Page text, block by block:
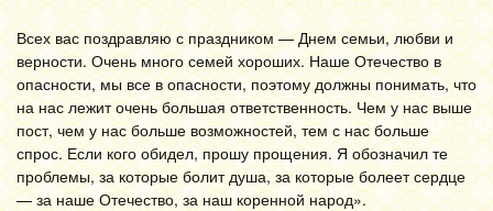
Всех вас поздравляю с праздником — Днем семьи, любви и
верности. Очень много семей хороших. Наше Отечество в
опасности, мы все в опасности, поэтому должны понимать, что
на нас лежит очень большая ответственность. Чем у нас выше
пост, чем у нас больше возможностей, тем с нас больше
спрос. Если кого обидел, прошу прощения. Я обозначил те
проблемы, за которые болит душа, за которые болеет сердце
— за наше Отечество, за наш коренной народ».